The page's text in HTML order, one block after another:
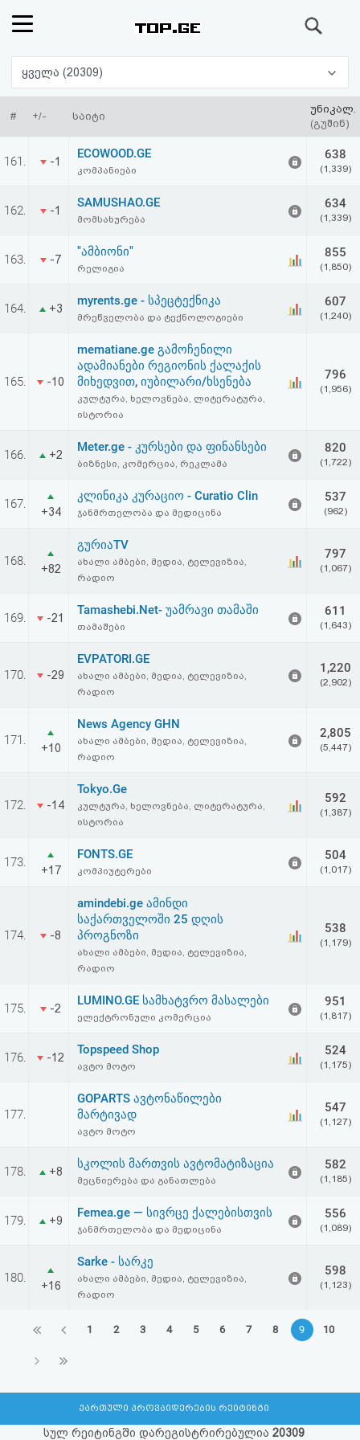
რეიტინგი
(მთავარი)
ფოსტა
პასუხი
ავტორიზაცია
რეგისტრაცია
აღდგენა
სალიცენზიო
შეთანხმება
პასუხისმგებლობის
უარყოფა
ყველა (20309)
# +/- საიტი
უნიკალ.
(გუშინ)
161. -1
ECOWOOD.GE
კომპანიები
638
(1,339)
162. -1
SAMUSHAO.GE
მომსახურება
634
(1,339)
163. -7
"ამბიონი"
რელიგია
855
(1,850)
164. +3
myrents.ge - სპეცტექნიკა
მრეწველობა და ტექნოლოგიები
607
(1,240)
165. -10
mematiane.ge გამოჩენილი
ადამიანები რეგიონის ქალაქის
მიხედვით, იუბილარი/ხსენება
კულტურა, ხელოვნება, ლიტერატურა,
ისტორია
796
(1,956)
166. +2
Meter.ge - კურსები და ფინანსები
ბიზნესი, კომერცია, რეკლამა
820
(1,722)
167.
+34
კლინიკა კურაციო - Curatio Clin
ჯანმრთელობა და მედიცინა
537
(962)
168.
+82
გურიაTV
ახალი ამბები, მედია, ტელევიზია,
რადიო
797
(1,067)
169. -21
Tamashebi.Net- უამრავი თამაში
თამაშები
611
(1,643)
170. -29
EVPATORI.GE
ახალი ამბები, მედია, ტელევიზია,
რადიო
1,220
(2,902)
171.
+10
News Agency GHN
ახალი ამბები, მედია, ტელევიზია,
რადიო
2,805
(5,447)
172. -14
Tokyo.Ge
კულტურა, ხელოვნება, ლიტერატურა,
ისტორია
592
(1,387)
173.
+17
FONTS.GE
კომპიუტერები
504
(1,017)
174. -8
amindebi.ge ამინდი
საქართველოში 25 დღის
პროგნოზი
ახალი ამბები, მედია, ტელევიზია,
რადიო
538
(1,179)
175. -2
LUMINO.GE სამხატვრო მასალები
ელექტრონული კომერცია
951
(1,817)
176. -12
Topspeed Shop
ავტო მოტო
524
(1,175)
177.
GOPARTS ავტონაწილები
მარტივად
ავტო მოტო
547
(1,127)
178. +8
სკოლის მართვის ავტომატიზაცია
მეცნიერება და განათლება
582
(1,185)
179. +9
Femea.ge — სივრცე ქალებისთვის
ჯანმრთელობა და მედიცინა
556
(1,089)
180.
+16
Sarke - სარკე
ახალი ამბები, მედია, ტელევიზია,
რადიო
598
(1,123)
1 2 3 4 5 6 7 8 9 10
ქართული პროვაიდერების რეიტინგი
სულ რეიტინგში დარეგისტრირებულია 20309